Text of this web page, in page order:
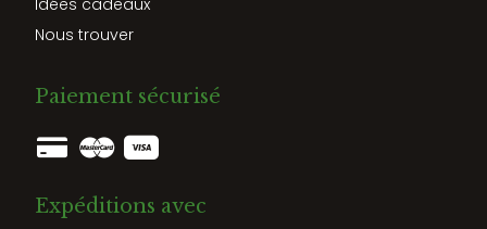
Idées cadeaux
Nous trouver
Paiement sécurisé
Expéditions avec